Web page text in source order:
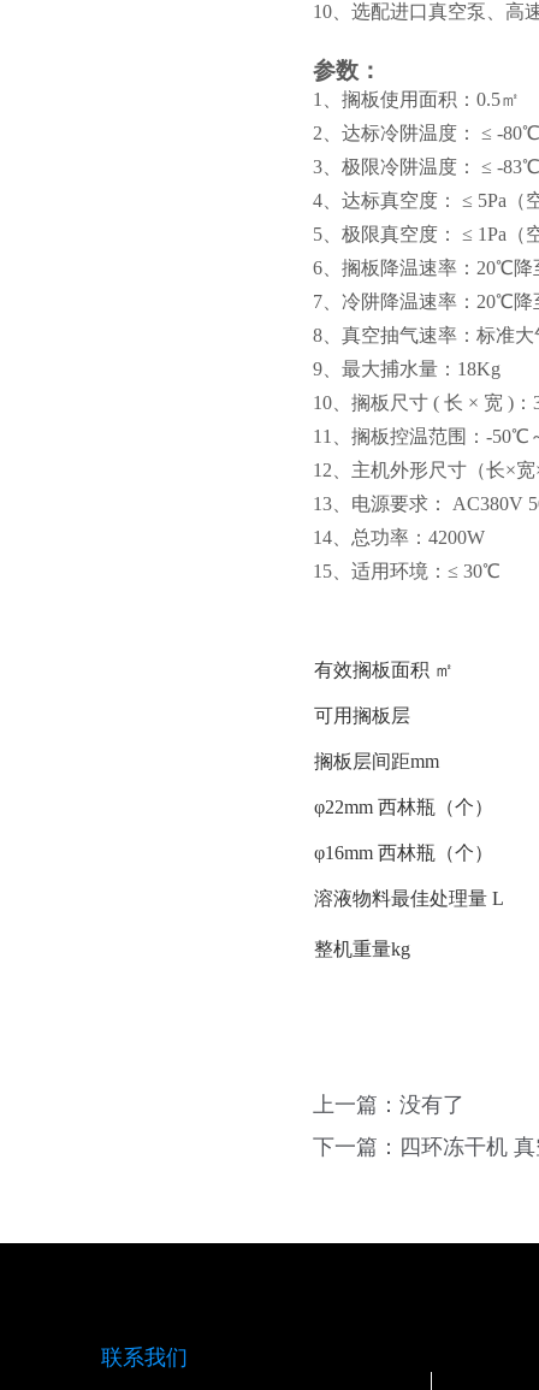
10、选配进口真空泵、高
参数：
1、 搁板使用面积：0.5㎡
2、 达标冷阱温度： ≤ -
3、 极限冷阱温度： ≤ -
4、 达标真空度： ≤ 5Pa（
5、 极限真空度： ≤ 1Pa（
6、 搁板降温速率：20℃降
7、 冷阱降温速率：20℃降
8、 真空抽气速率：标准大
9、 最大捕水量：18Kg
10、 搁板尺寸 ( 长 × 宽 )：
11、 搁板控温范围：-50℃
12、 主机外形尺寸（长×宽
13、 电源要求： AC380V
14、 总功率：4200W
15、 适用环境：≤ 30℃
有效搁板面积 ㎡
可用搁板层
搁板层间距mm
φ22mm 西林瓶（个）
φ16mm 西林瓶（个）
溶液物料最佳处理量 L
整机重量kg
上一篇：没有了
下一篇： 四环冻干机
联系我们